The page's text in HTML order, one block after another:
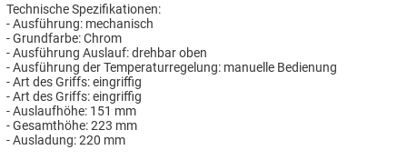
Technische Spezifikationen:
- Ausführung: mechanisch
- Grundfarbe: Chrom
- Ausführung Auslauf: drehbar oben
- Ausführung der Temperaturregelung: manuelle Bedienung
- Art des Griffs: eingriffig
- Art des Griffs: eingriffig
- Auslaufhöhe: 151 mm
- Gesamthöhe: 223 mm
- Ausladung: 220 mm